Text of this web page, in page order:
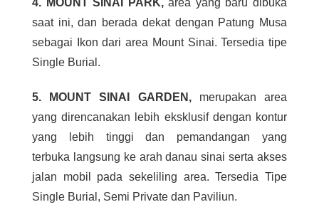
4. MOUNT SINAI PARK,area yang baru dibuka
saat ini, dan berada dekat dengan Patung Musa
sebagai Ikon dari area Mount Sinai. Tersedia tipe
Single Burial.
5. MOUNT SINAI GARDEN,merupakan area
yang direncanakan lebih eksklusif dengan kontur
yang lebih tinggi dan pemandangan yang
terbuka langsung ke arah danau sinai serta akses
jalan mobil pada sekeliling area. Tersedia Tipe
Single Burial, Semi Private dan Paviliun.